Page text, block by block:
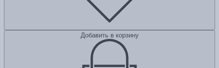
Добавить в корзину